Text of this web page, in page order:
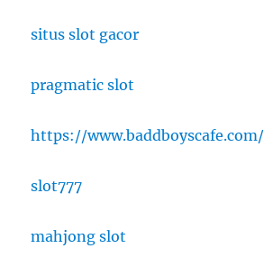
situs slot gacor
pragmatic slot
https://www.baddboyscafe.com/
slot777
mahjong slot